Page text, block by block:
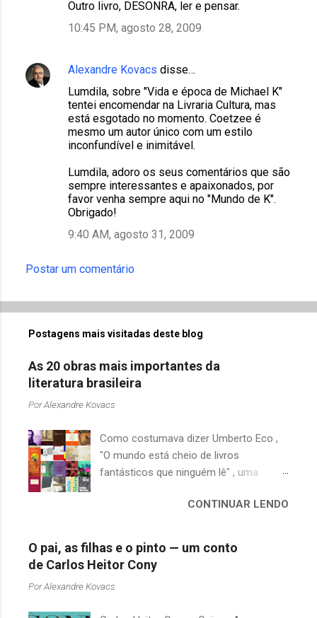
Outro livro, DESONRA, ler e pensar.
10:45 PM, agosto 28, 2009
Alexandre Kovacs disse…
Lumdila, sobre "Vida e época de Michael K"
tentei encomendar na Livraria Cultura, mas
está esgotado no momento. Coetzee é
mesmo um autor único com um estilo
inconfundível e inimitável.
Lumdila, adoro os seus comentários que são
sempre interessantes e apaixonados, por
favor venha sempre aqui no "Mundo de K".
Obrigado!
9:40 AM, agosto 31, 2009
Postar um comentário
Postagens mais visitadas deste blog
As 20 obras mais importantes da
literatura brasileira
PorAlexandre Kovacs
Como costumava dizer Umberto Eco ,
"O mundo está cheio de livros
fantásticos que ninguém lê" , uma
quando falamos de clássicos da
escritores brasileiros, somos forçados
a uma avaliação burocrática na escola e
acabamos adquirindo uma certa
antipatia a determinado livro ou autor
CONTINUAR LENDO
O pai, as filhas e o pinto — um conto
de Carlos Heitor Cony
PorAlexandre Kovacs